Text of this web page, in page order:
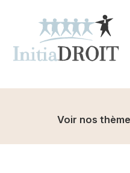
Voir nos